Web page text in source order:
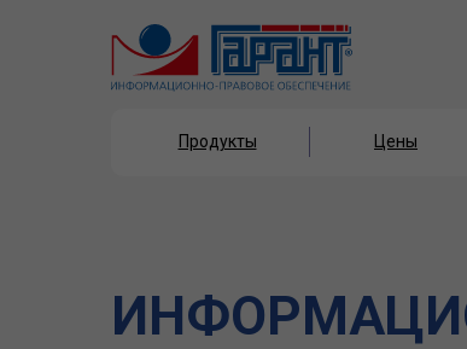
Продукты Цены
Продукты